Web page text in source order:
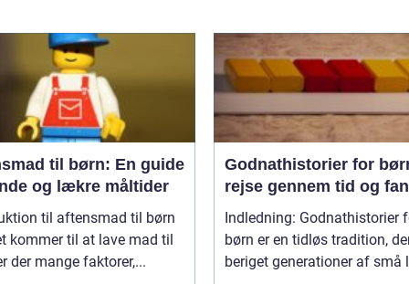
til børn: En guide
og lækre måltider
til aftensmad til børn
kommer til at lave mad til
der mange faktorer,...
Godnathistorier for
rejse gennem tid og
Indledning: Godnathistorier
børn er en tidløs tradition,
beriget generationer af små